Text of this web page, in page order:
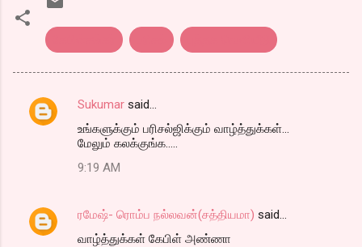
C
n
Sukumar said…
உங்களுக்கும் பரிசல்ஜிக்கும் வாழ்த்துக்கள்...
மேலும் கலக்குங்க.....
9:19 AM
ரமேஷ்- ரொம்ப நல்லவன்(சத்தியமா) said…
வாழ்த்துக்கள் கேபிள் அண்ணா